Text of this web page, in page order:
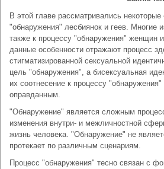
В этой главе рассматривались
"обнаружения" лесбиянок и геев. Многие
также к процессу "обнаружения" женщин
данные особенности отражают процесс
стигматизированной сексуальной
цель "обнаружения", а бисексуальная
их соотнесение к процессу
оправданным.
"Обнаружение" является сложным
изменения внутри- и межличностной
жизнь человека. "Обнаружение" не
протекает по различным сценариям.
Процесс "обнаружения" тесно связан с